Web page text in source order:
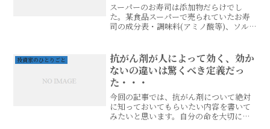
スーパーのお寿司は添加物だらけでし
た。某食品スーパーで売られていたお寿
司の成分表・調味料(アミノ酸等)、ソル
ン・PH調整剤、ポリリジン、ペクチン化
合物、白子たんぱく・酸...
投資家のひとりごと
抗がん剤が人によって効く、効か
ないの違いは驚くべき定義だっ
た・・・
今回の記事では、抗がん剤について絶対
に知っておいてもらいたい内容を書いて
みたいと思います。自分の命を大切にし